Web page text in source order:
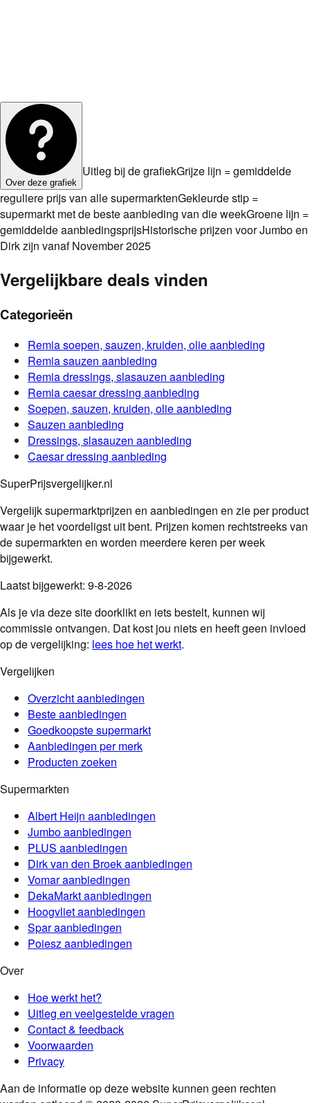
Over deze grafiek
Uitleg bij de grafiekGrijze lijn = gemiddelde
reguliere prijs van alle supermarktenGekleurde stip =
supermarkt met de beste aanbieding van die weekGroene lijn =
gemiddelde aanbiedingsprijsHistorische prijzen voor Jumbo en
Dirk zijn vanaf November 2025
Vergelijkbare deals vinden
Categorieën
Remiasoepen, sauzen, kruiden, olieaanbieding
Remiasauzen aanbieding
Remiadressings, slasauzen aanbieding
Remiacaesar dressing aanbieding
Soepen, sauzen, kruiden, olieaanbieding
Sauzen aanbieding
Dressings, slasauzen aanbieding
Caesar dressing aanbieding
SuperPrijsvergelijker.nl
Vergelijk supermarktprijzen en aanbiedingen en zie per product
waar je het voordeligst uit bent. Prijzen komen rechtstreeks van
de supermarkten en worden meerdere keren per week
bijgewerkt.
Laatst bijgewerkt: 9-8-2026
Als je via deze site doorklikt en iets bestelt, kunnen wij
commissie ontvangen. Dat kost jou niets en heeft geen invloed
op de vergelijking: lees hoe het werkt.
Vergelijken
Overzicht aanbiedingen
Beste aanbiedingen
Goedkoopste supermarkt
Aanbiedingen per merk
Producten zoeken
Supermarkten
Albert Heijn aanbiedingen
Jumboaanbiedingen
PLUS aanbiedingen
Dirk van den Broekaanbiedingen
Vomaraanbiedingen
DekaMarktaanbiedingen
Hoogvlietaanbiedingen
Sparaanbiedingen
Poieszaanbiedingen
Over
Hoe werkt het?
Uitleg en veelgestelde vragen
Contact & feedback
Voorwaarden
Privacy
Aan de informatie op deze website kunnen geen rechten